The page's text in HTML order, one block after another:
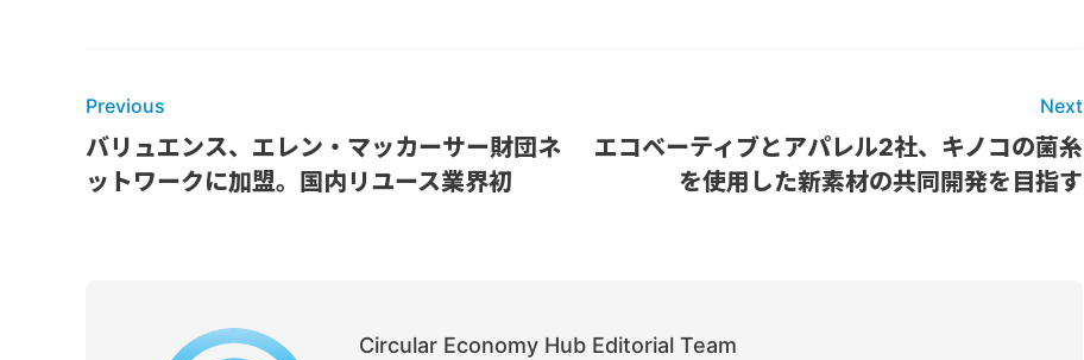
Previous
バリュエンス、エレン・マッカーサー財団ネ
ットワークに加盟。国内リユース業界初
Next
エコベーティブとアパレル2社、キノコの菌糸
を使用した新素材の共同開発を目指す
Circular Economy Hub Editorial Team